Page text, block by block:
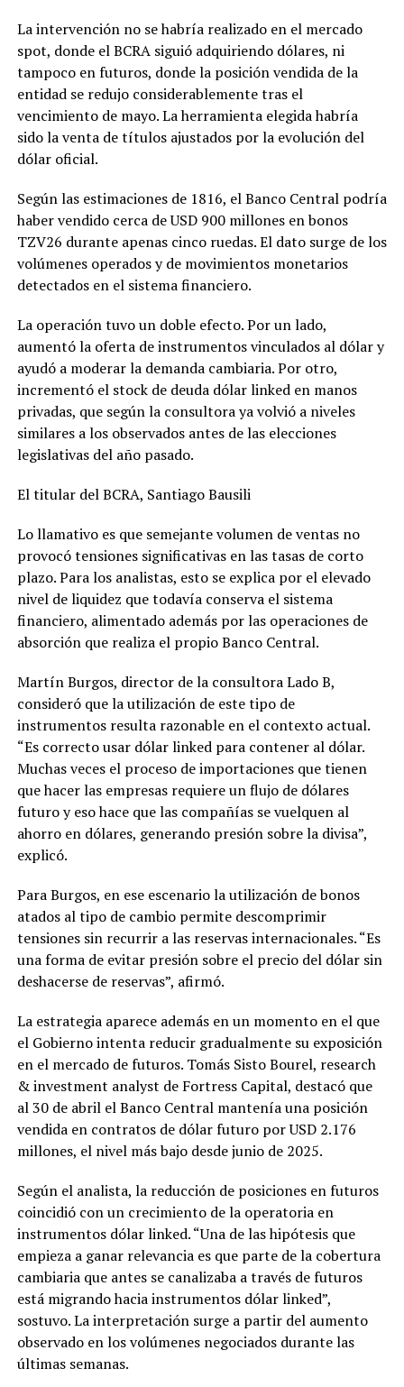
La intervención no se habría realizado en el mercado
spot, donde el BCRA siguió adquiriendo dólares, ni
tampoco en futuros, donde la posición vendida de la
entidad se redujo considerablemente tras el
vencimiento de mayo. La herramienta elegida habría
sido la venta de títulos ajustados por la evolución del
dólar oficial.
Según las estimaciones de 1816, el Banco Central podría
haber vendido cerca de USD 900 millones en bonos
TZV26 durante apenas cinco ruedas. El dato surge de los
volúmenes operados y de movimientos monetarios
detectados en el sistema financiero.
La operación tuvo un doble efecto. Por un lado,
aumentó la oferta de instrumentos vinculados al dólar y
ayudó a moderar la demanda cambiaria. Por otro,
incrementó el stock de deuda dólar linked en manos
privadas, que según la consultora ya volvió a niveles
similares a los observados antes de las elecciones
legislativas del año pasado.
El titular del BCRA, Santiago Bausili
Lo llamativo es que semejante volumen de ventas no
provocó tensiones significativas en las tasas de corto
plazo. Para los analistas, esto se explica por el elevado
nivel de liquidez que todavía conserva el sistema
financiero, alimentado además por las operaciones de
absorción que realiza el propio Banco Central.
Martín Burgos, director de la consultora Lado B,
consideró que la utilización de este tipo de
instrumentos resulta razonable en el contexto actual.
“Es correcto usar dólar linked para contener al dólar.
Muchas veces el proceso de importaciones que tienen
que hacer las empresas requiere un flujo de dólares
futuro y eso hace que las compañías se vuelquen al
ahorro en dólares, generando presión sobre la divisa”,
explicó.
Para Burgos, en ese escenario la utilización de bonos
atados al tipo de cambio permite descomprimir
tensiones sin recurrir a las reservas internacionales. “Es
una forma de evitar presión sobre el precio del dólar sin
deshacerse de reservas”, afirmó.
La estrategia aparece además en un momento en el que
el Gobierno intenta reducir gradualmente su exposición
en el mercado de futuros. Tomás Sisto Bourel, research
& investment analyst de Fortress Capital, destacó que
al 30 de abril el Banco Central mantenía una posición
vendida en contratos de dólar futuro por USD 2.176
millones, el nivel más bajo desde junio de 2025.
Según el analista, la reducción de posiciones en futuros
coincidió con un crecimiento de la operatoria en
instrumentos dólar linked. “Una de las hipótesis que
empieza a ganar relevancia es que parte de la cobertura
cambiaria que antes se canalizaba a través de futuros
está migrando hacia instrumentos dólar linked”,
sostuvo. La interpretación surge a partir del aumento
observado en los volúmenes negociados durante las
últimas semanas.